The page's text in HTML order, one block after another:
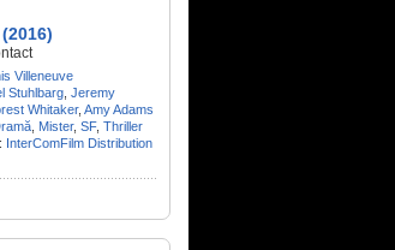
(2016)
Villeneuve
Stuhlbarg Jeremy
Whitaker, Amy Adams
Mister, SF, Thriller
InterComFilm Distribution